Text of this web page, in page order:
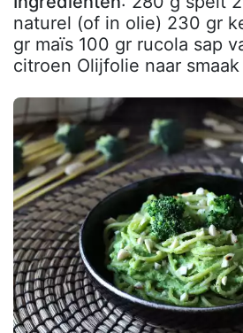
naturel (of in olie) 230 gr
gr maïs 100 gr rucola sap
citroen Olijfolie naar